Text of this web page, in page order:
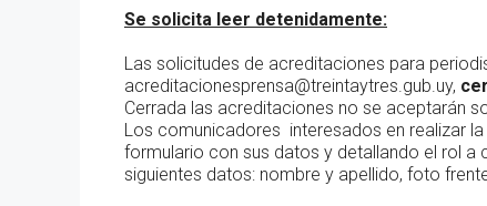
Se solicita leer detenidamente:
Las solicitudes de acreditaciones para
acreditacionesprensa@treintaytres.gub.uy,
Cerrada las acreditaciones no se aceptarán
Los comunicadores interesados en realizar
formulario con sus datos y detallando el rol
siguientes datos: nombre y apellido, foto